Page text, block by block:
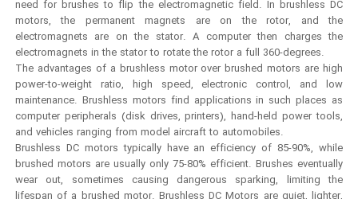
need for brushes to flip the electromagnetic field. In brushless DC
motors, the permanent magnets are on the rotor, and the
electromagnets are on the stator. A computer then charges the
electromagnets in the stator to rotate the rotor a full 360-degrees.
The advantages of a brushless motor over brushed motors are high
power-to-weight ratio, high speed, electronic control, and low
maintenance. Brushless motors find applications in such places as
computer peripherals (disk drives, printers), hand-held power tools,
and vehicles ranging from model aircraft to automobiles.
Brushless DC motors typically have an efficiency of 85-90%, while
brushed motors are usually only 75-80% efficient. Brushes eventually
wear out, sometimes causing dangerous sparking, limiting the